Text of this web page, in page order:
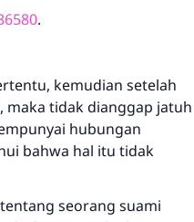
.
kemudian setelah
maka tidak dianggap jatuh
hubungan
bahwa hal itu tidak
seorang suami